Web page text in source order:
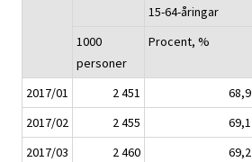
15-64-åringar
1000
personer
Procent, %
2017/01 2 451 68,9
2017/02
2 455 69,1
2017/03
2 460 69,2